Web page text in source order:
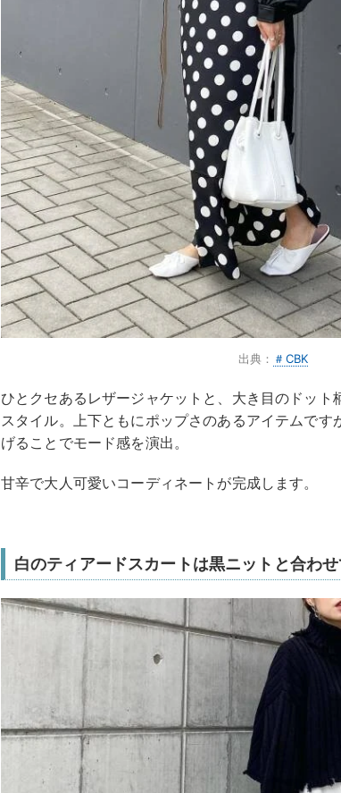
出典： ＃CBK
ひとクセあるレザージャケットと、大き目のドット
スタイル。上下ともにポップさのあるアイテムです
げることでモード感を演出。
甘辛で大人可愛いコーディネートが完成します。
白のティアードスカートは黒ニットと合わ